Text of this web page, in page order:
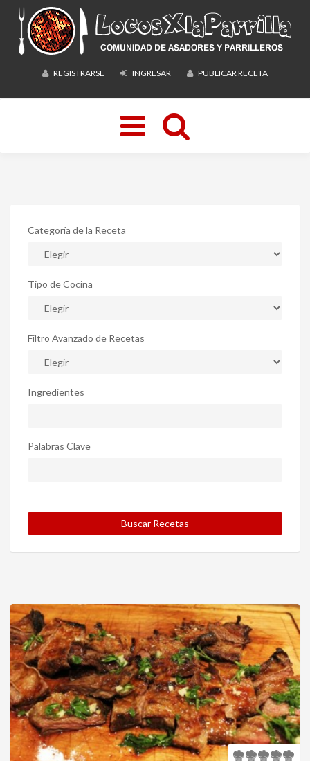
REGISTRARSE INGRESAR PUBLICAR RECETA
Toggle
navigation
Categoría de la Receta
Tipo de Cocina
Filtro Avanzado de Recetas
Ingredientes
Palabras Clave
Buscar Recetas